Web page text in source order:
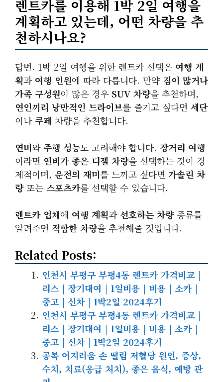
렌트카를 이용해 1박 2일 여행을
계획하고 있는데, 어떤 차량을 추
천하시나요?
답변. 1박 2일 여행을 위한 렌트카 선택은 여행 계
획과 여행 인원에 따라 다릅니다. 만약 짐이 많거나
가족 구성원이 많은 경우 SUV 차량을 추천하며,
연인끼리 낭만적인 드라이브를 즐기고 싶다면 세단
이나쿠페 차량을 추천합니다.
연비와주행 성능도 고려해야 합니다. 장거리 여행
이라면 연비가 좋은 디젤 차량을 선택하는 것이 경
제적이며, 운전의 재미를 느끼고 싶다면 가솔린 차
량또는 스포츠카를 선택할 수 있습니다.
렌트카 업체에 여행 계획과 선호하는 차량종류를
알려주면 적합한 차량을 추천해줄 것입니다.
Related Posts:
인천시 부평구 부평4동 렌트카 가격비교 |
리스 | 장기대여 | 1일비용 | 비용 | 소카 |
중고 | 신차 | 1박2일 2024후기
인천시 부평구 부평4동 렌트카 가격비교 |
리스 | 장기대여 | 1일비용 | 비용 | 소카 |
중고 | 신차 | 1박2일 2024후기
공복 어지러움 손 떨림 저혈당 원인, 증상,
수치, 치료(응급 처치), 좋은 음식, 예방 관